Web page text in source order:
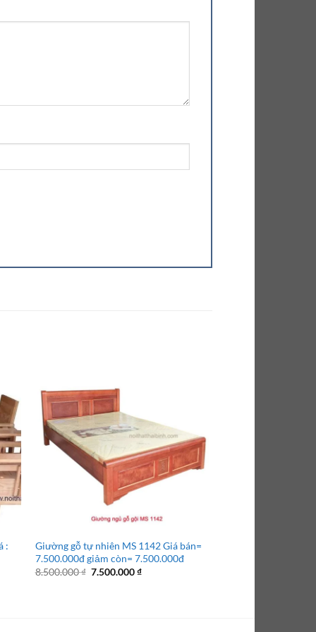
:
Giường gỗ tự nhiên MS 1142 Giá bán=
7.500.000đ giảm còn= 7.500.000đ
8.500.000₫ Giá
7.500.000₫Giá